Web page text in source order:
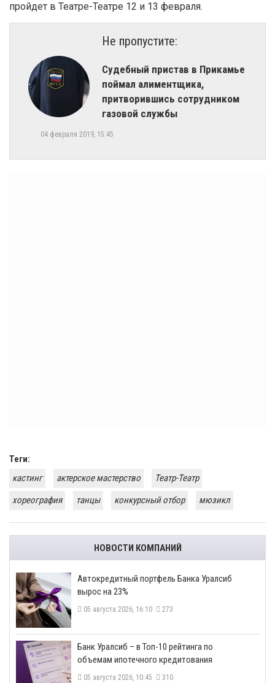
пройдет в Театре-Театре 12 и 13 февраля.
Не пропустите:
​Судебный пристав в Прикамье
поймал алиментщика,
притворившись сотрудником
газовой службы
04 февраля 2019, 15:45
Теги:
кастинг
актерское мастерство
Театр-Театр
хореография
танцы конкурсный отбор мюзикл
НОВОСТИ КОМПАНИЙ
​Автокредитный портфель Банка Уралсиб
вырос на 23%
05 августа 2026, 16:10 273
​Банк Уралсиб – в Топ-10 рейтинга по
объемам ипотечного кредитования
05 августа 2026, 10:45 310